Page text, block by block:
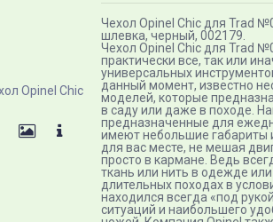
Чехол Opinel Chic для Trad
шлевка, черный, 002179.
Чехол Opinel Chic для Trad
практически все, так или
универсальных
данный момент, известно
моделей, которые
в саду или даже в походе.
предназначенные для
имеют небольшие габариты
для вас месте, не мешая
просто в кармане. Ведь
ткань или нить в одежде
длительных походах в
находился всегда «под
ситуаций и наибольшего